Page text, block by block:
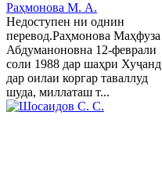
Раҳмонова М. А.
Недоступен ни однин
перевод.Раҳмонова Маҳфуза
Абдуманоновна 12-феврали
соли 1988 дар шаҳри Хуҷанд
дар оилаи коргар таваллуд
шуда, миллаташ т...